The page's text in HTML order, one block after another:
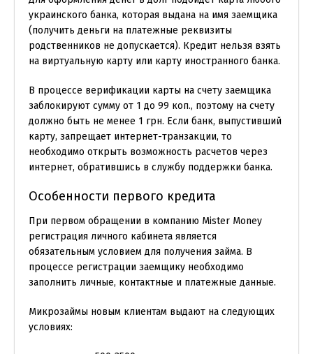
украинского банка, которая выдана на имя заемщика
(получить деньги на платежные реквизиты
родственников не допускается). Кредит нельзя взять
на виртуальную карту или карту иностранного банка.
В процессе верификации карты на счету заемщика
заблокируют сумму от 1 до 99 коп., поэтому на счету
должно быть не менее 1 грн. Если банк, выпустивший
карту, запрещает интернет-транзакции, то
необходимо открыть возможность расчетов через
интернет, обратившись в службу поддержки банка.
Особенности первого кредита
При первом обращении в компанию Mister Money
регистрация личного кабинета является
обязательным условием для получения займа. В
процессе регистрации заемщику необходимо
заполнить личные, контактные и платежные данные.
Микрозаймы новым клиентам выдают на следующих
условиях: